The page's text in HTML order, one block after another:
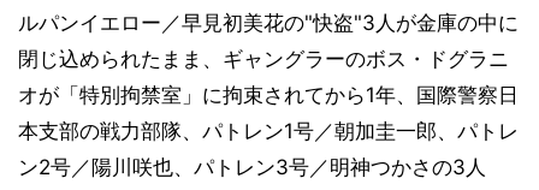
ルパンイエロー／早見初美花の"快盗"3人が金庫の中に
閉じ込められたまま、ギャングラーのボス・ドグラニ
オが「特別拘禁室」に拘束されてから1年、国際警察日
本支部の戦力部隊、パトレン1号／朝加圭一郎、パトレ
ン2号／陽川咲也、パトレン3号／明神つかさの3人